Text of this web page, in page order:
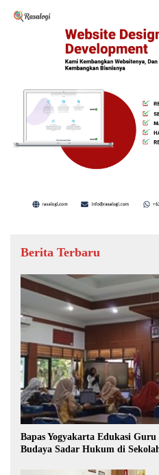
Berita Terbaru
Bapas Yogyakarta Edukasi
Budaya Sadar Hukum di